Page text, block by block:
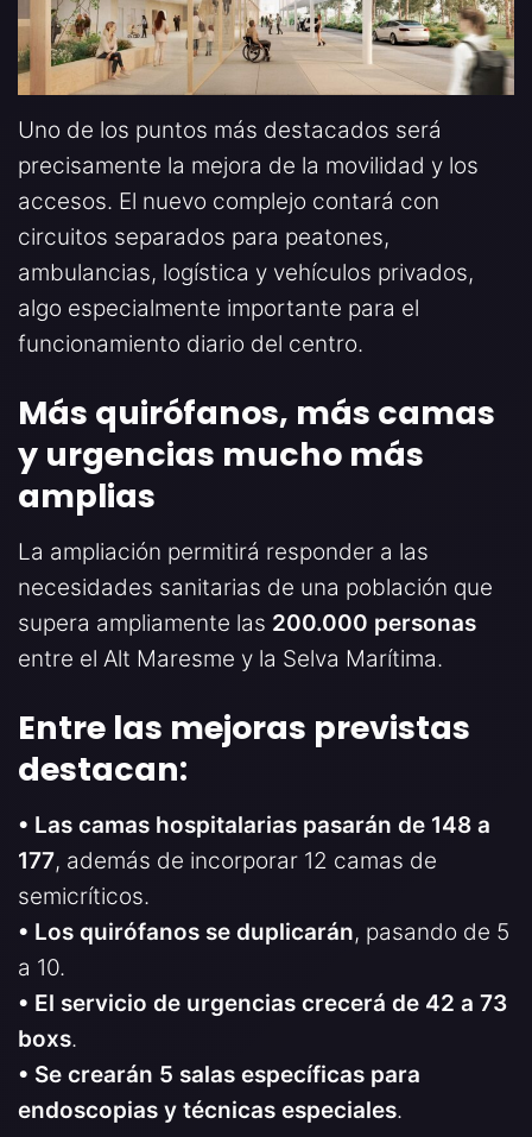
Uno de los puntos más destacados será
precisamente la mejora de la movilidad y los
accesos. El nuevo complejo contará con
circuitos separados para peatones,
ambulancias, logística y vehículos privados,
algo especialmente importante para el
funcionamiento diario del centro.
Más quirófanos, más camas
y urgencias mucho más
amplias
La ampliación permitirá responder a las
necesidades sanitarias de una población que
supera ampliamente las 200.000 personas
entre el Alt Maresme y la Selva Marítima.
Entre las mejoras previstas
destacan:
• Las camas hospitalarias pasarán de 148 a
177, además de incorporar 12 camas de
semicríticos.
• Los quirófanos se duplicarán, pasando de 5
a 10.
• El servicio de urgencias crecerá de 42 a 73
boxs.
• Se crearán 5 salas específicas para
endoscopias y técnicas especiales.